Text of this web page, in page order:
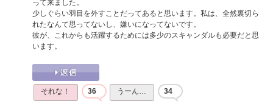
って来ました。
少しぐらい羽目を外すことだってあると思います。私は、全然裏切ら
れたなんて思ってないし、嫌いになってないです。
彼が、これからも活躍するためには多少のスキャンダルも必要だと思
います。
それな！ 36 うーん… 34